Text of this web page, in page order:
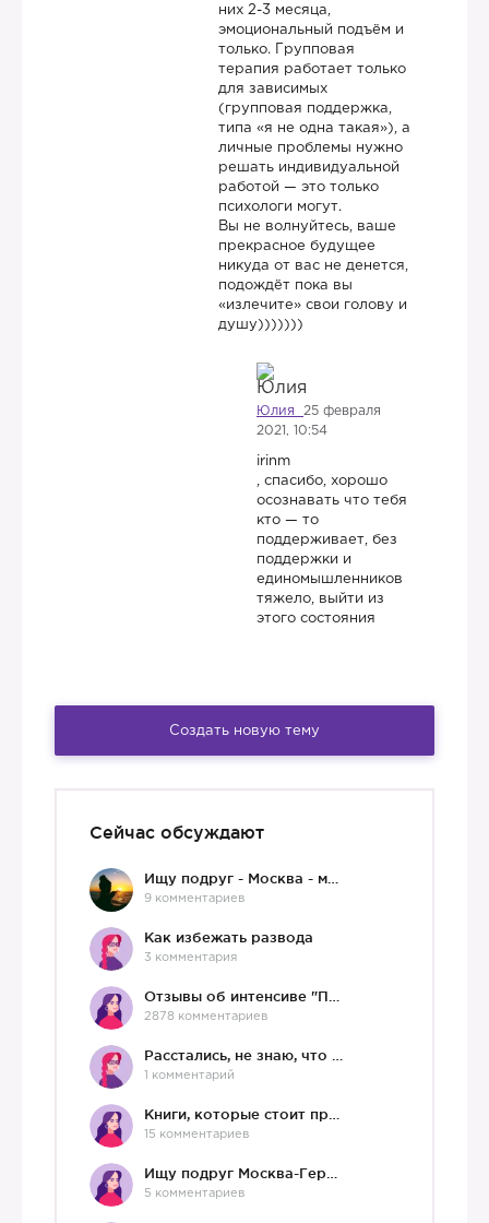
них 2-3 месяца,
эмоциональный подъём и
только. Групповая
терапия работает только
для зависимых
(групповая поддержка,
типа «я не одна такая»), а
личные проблемы нужно
решать индивидуальной
работой — это только
психологи могут.
Вы не волнуйтесь, ваше
прекрасное будущее
никуда от вас не денется,
подождёт пока вы
«излечите» свои голову и
душу)))))))
Юлия
25 февраля
2021, 10:54
irinm
, спасибо, хорошо
осознавать что тебя
кто — то
поддерживает, без
поддержки и
единомышленников
тяжело, выйти из
этого состояния
Создать новую тему
Сейчас обсуждают
9 комментариев
Как избежать развода
3 комментария
2878 комментариев
1 комментарий
15 комментариев
5 комментариев